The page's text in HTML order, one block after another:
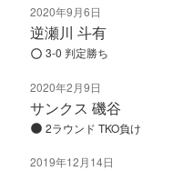
2020年9月6日
逆瀬川 斗有
3-0 判定勝ち
2020年2月9日
サンクス 磯谷
2ラウンド TKO負け
2019年12月14日